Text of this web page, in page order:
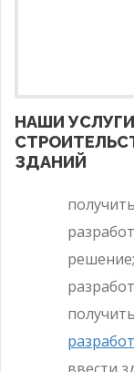
НАШИ
ЗДАНИЙ
решение;